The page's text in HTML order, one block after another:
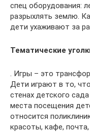
спец оборудования:
разрыхлять землю.
дети ухаживают за
Тематические
. Игры – это
Дети играют в то,
стенах детского
места посещения
относится
красоты, кафе,